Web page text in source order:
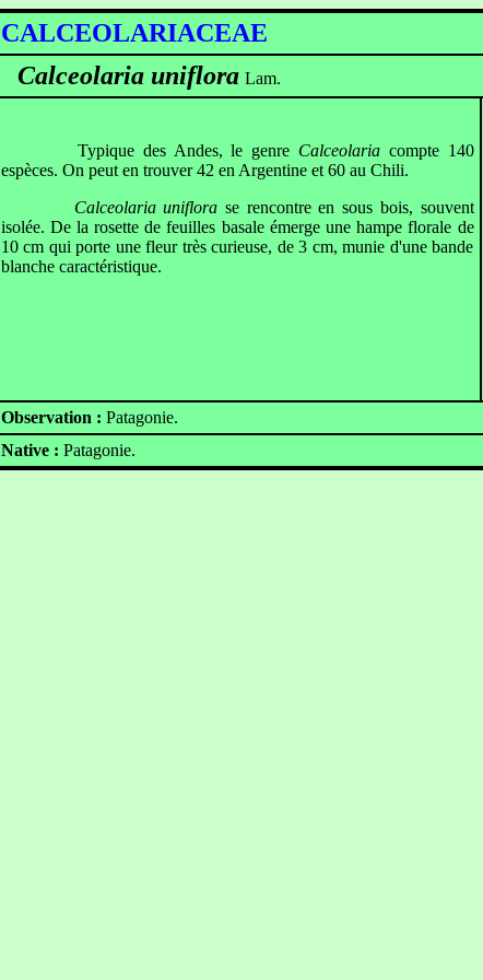
CALCEOLARIACEAE
Calceolaria uniflora Lam.
Typique des Andes, le genre Calceolariacompte 140
espèces. On peut en trouver 42 en Argentine et 60 au Chili.
Calceolaria uniflorase rencontre en sous bois, souvent
isolée. De la rosette de feuilles basale émerge une hampe florale de
10 cm qui porte une fleur très curieuse, de 3 cm, munie d'une bande
blanche caractéristique.
Observation : Patagonie.
Native : Patagonie.